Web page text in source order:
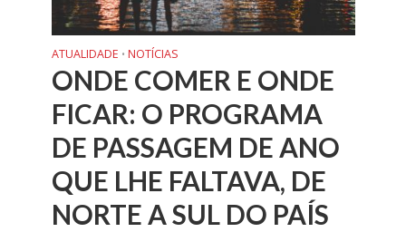
ATUALIDADE • NOTÍCIAS
ONDE COMER E ONDE
FICAR: O PROGRAMA
DE PASSAGEM DE ANO
QUE LHE FALTAVA, DE
NORTE A SUL DO PAÍS